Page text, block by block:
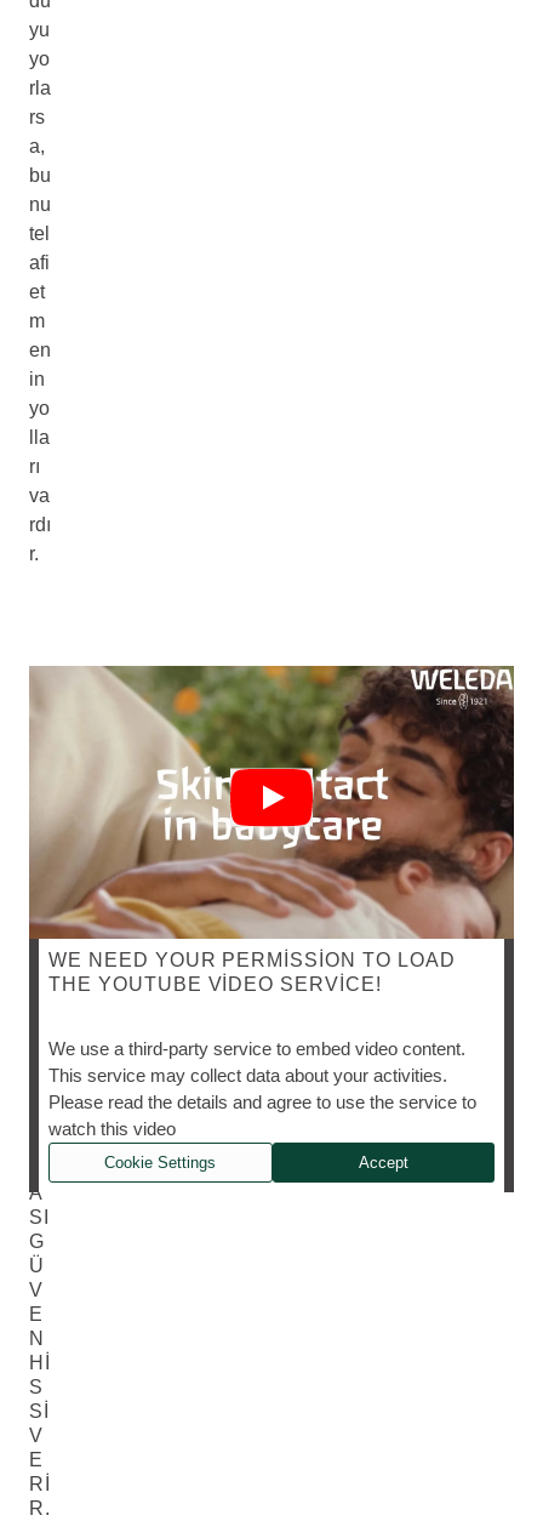
yu
yo
rla
rs
a,
bu
nu
tel
afi
et
m
en
in
yo
lla
rı
va
rdı
r.
WE NEED YOUR PERMISSION TO LOAD
THE YOUTUBE VIDEO SERVICE!
We use a third-party service to embed video content.
This service may collect data about your activities.
Please read the details and agree to use the service to
watch this video
Cookie Settings Accept
A
SI
G
Ü
V
E
N
HI
S
SI
V
E
RI
R.